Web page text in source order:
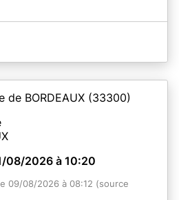
de BORDEAUX (33300)
08/2026 à 10:20
09/08/2026 à 08:12 (source